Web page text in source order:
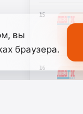
15
16
вы
браузера.